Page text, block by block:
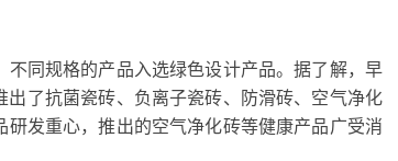
同规格的产品入选绿色设计产品。据了解，早
了抗菌瓷砖、负离子瓷砖、防滑砖、空气净化
发重心，推出的空气净化砖等健康产品广受消